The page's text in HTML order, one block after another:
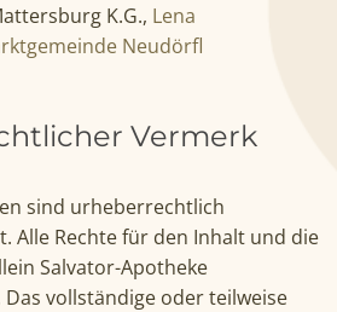
K.G., Lena
Neudörfl
Vermerk
sind urheberrechtlich
Alle Rechte für den Inhalt und die
Salvator-Apotheke
vollständige oder teilweise